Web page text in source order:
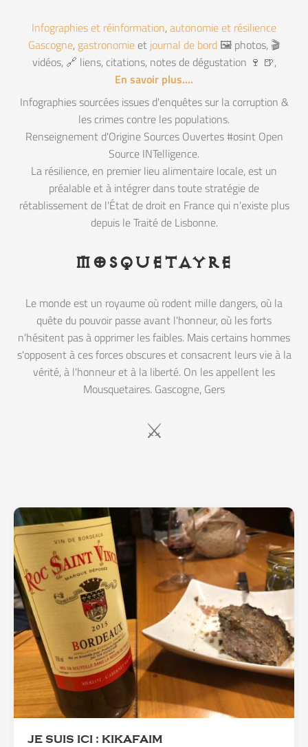
Infographies et réinformation, autonomie et résilience
Gascogne, gastronomie et journal de bord 🖼️ photos, 🎬
vidéos, 🔗 liens, citations, notes de dégustation 🍷 🍺,
En savoir plus....
Infographies sourcées issues d'enquêtes sur la corruption &
les crimes contre les populations.
Renseignement d'Origine Sources Ouvertes #osint Open
Source INTelligence.
La résilience, en premier lieu alimentaire locale, est un
préalable et à intégrer dans toute stratégie de
rétablissement de l'État de droit en France qui n'existe plus
depuis le Traité de Lisbonne.
mosquetayre
Le monde est un royaume où rodent mille dangers, où la
quête du pouvoir passe avant l'honneur, où les forts
n'hésitent pas à opprimer les faibles. Mais certains hommes
s'opposent à ces forces obscures et consacrent leurs vie à la
vérité, à l'honneur et à la liberté. On les appellent les
Mousquetaires. Gascogne, Gers
⚔️
JE SUIS ICI : KIKAFAIM